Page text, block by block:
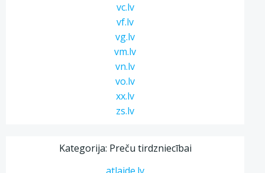
vc.lv
vf.lv
vg.lv
vm.lv
vn.lv
vo.lv
xx.lv
zs.lv
Kategorija: Preču tirdzniecībai